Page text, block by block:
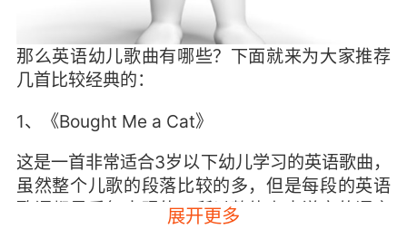
那么英语幼儿歌曲有哪些？下面就来为大家推荐
几首比较经典的：
1、《Bought Me a Cat》
这是一首非常适合3岁以下幼儿学习的英语歌曲，
虽然整个儿歌的段落比较的多，但是每段的英语
歌词都是重复出现的，所以整体上来说它的语言
展开更多